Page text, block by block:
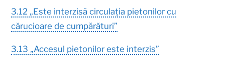
3.12 „Este interzisă circulația pietonilor cu
cărucioare de cumpărături”
3.13 „Accesul pietonilor este interzis”